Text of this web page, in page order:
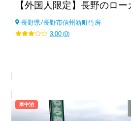
【外国人限定】長野のロ
長野県/長野市信州新町竹房
3.00(0)
車中泊